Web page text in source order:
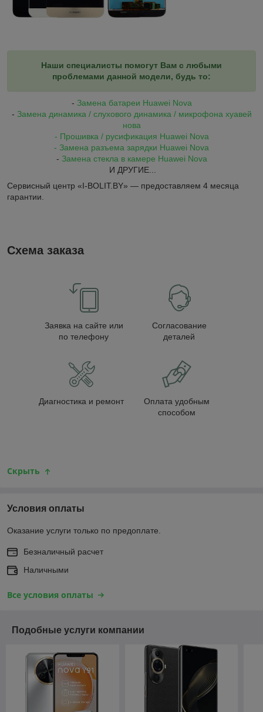
Наши специалисты помогут Вам с любыми
проблемами данной модели, будь то:
- Замена батареи Huawei Nova
- Замена динамика / слухового динамика / микрофона хуавей
нова
- Прошивка / русификация Huawei Nova
- Замена разъема зарядки Huawei Nova
- Замена стекла в камере Huawei Nova
И ДРУГИЕ...
Сервисный центр «I-BOLIT.BY» — предоставляем 4 месяца
гарантии.
Схема заказа
Заявка на сайте или
по телефону
Согласование
деталей
Диагностика и ремонт
Оплата удобным
способом
Скрыть
Условия оплаты
Оказание услуги только по предоплате.
Безналичный расчет
Наличными
Все условия оплаты
Подобные услуги компании